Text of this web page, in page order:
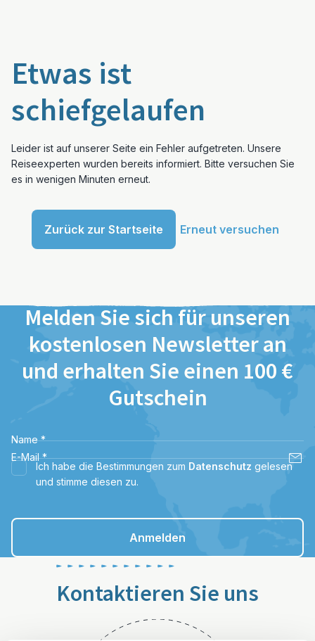
Etwas ist
schiefgelaufen
Leider ist auf unserer Seite ein Fehler aufgetreten. Unsere
Reiseexperten wurden bereits informiert. Bitte versuchen Sie
es in wenigen Minuten erneut.
Zurück zur Startseite Erneut versuchen
Melden Sie sich für unseren
kostenlosen Newsletter an
und erhalten Sie einen 100 €
Gutschein
Name *
E-Mail *
Ich habe die Bestimmungen zum Datenschutz gelesen
und stimme diesen zu.
Anmelden
Kontaktieren Sie uns